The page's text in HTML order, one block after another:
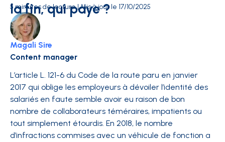
la fin, qui paye ?
5 minutes de lecture | Mis à jour le 17/10/2025
Magali Sire
Content manager
L’article L. 121-6 du Code de la route paru en janvier
2017 qui oblige les employeurs à dévoiler l’identité des
salariés en faute semble avoir eu raison de bon
nombre de collaborateurs téméraires, impatients ou
tout simplement étourdis. En 2018, le nombre
d’infractions commises avec un véhicule de fonction a